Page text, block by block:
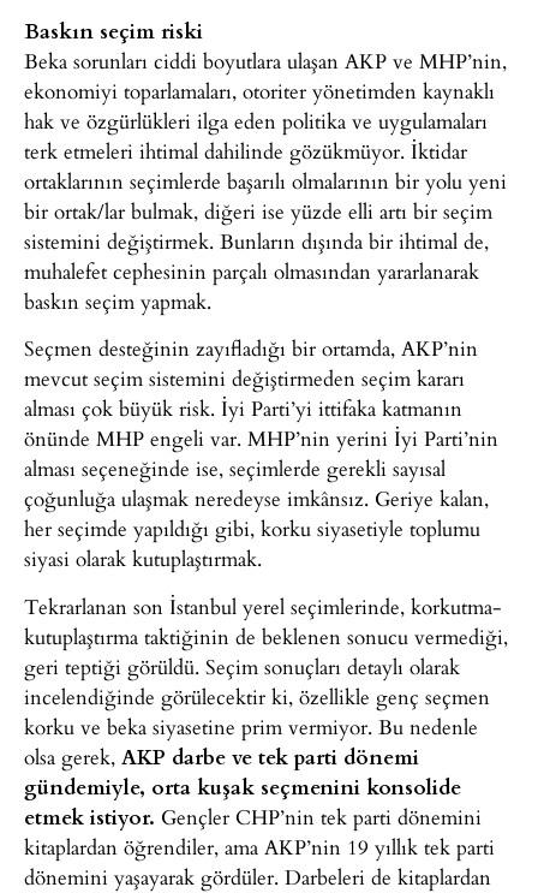
Baskın seçim riski
Beka sorunları ciddi boyutlara ulaşan AKP ve MHP’nin,
ekonomiyi toparlamaları, otoriter yönetimden kaynaklı
hak ve özgürlükleri ilga eden politika ve uygulamaları
terk etmeleri ihtimal dahilinde gözükmüyor. İktidar
ortaklarının seçimlerde başarılı olmalarının bir yolu yeni
bir ortak/lar bulmak, diğeri ise yüzde elli artı bir seçim
sistemini değiştirmek. Bunların dışında bir ihtimal de,
muhalefet cephesinin parçalı olmasından yararlanarak
baskın seçim yapmak.
Seçmen desteğinin zayıfladığı bir ortamda, AKP’nin
mevcut seçim sistemini değiştirmeden seçim kararı
alması çok büyük risk. İyi Parti’yi ittifaka katmanın
önünde MHP engeli var. MHP’nin yerini İyi Parti’nin
alması seçeneğinde ise, seçimlerde gerekli sayısal
çoğunluğa ulaşmak neredeyse imkânsız. Geriye kalan,
her seçimde yapıldığı gibi, korku siyasetiyle toplumu
siyasi olarak kutuplaştırmak.
Tekrarlanan son İstanbul yerel seçimlerinde, korkutma-
kutuplaştırma taktiğinin de beklenen sonucu vermediği,
geri teptiği görüldü. Seçim sonuçları detaylı olarak
incelendiğinde görülecektir ki, özellikle genç seçmen
korku ve beka siyasetine prim vermiyor. Bu nedenle
olsa gerek, AKP darbe ve tek parti dönemi
gündemiyle, orta kuşak seçmenini konsolide
etmek istiyor. Gençler CHP’nin tek parti dönemini
kitaplardan öğrendiler, ama AKP’nin 19 yıllık tek parti
dönemini yaşayarak gördüler. Darbeleri de kitaplardan